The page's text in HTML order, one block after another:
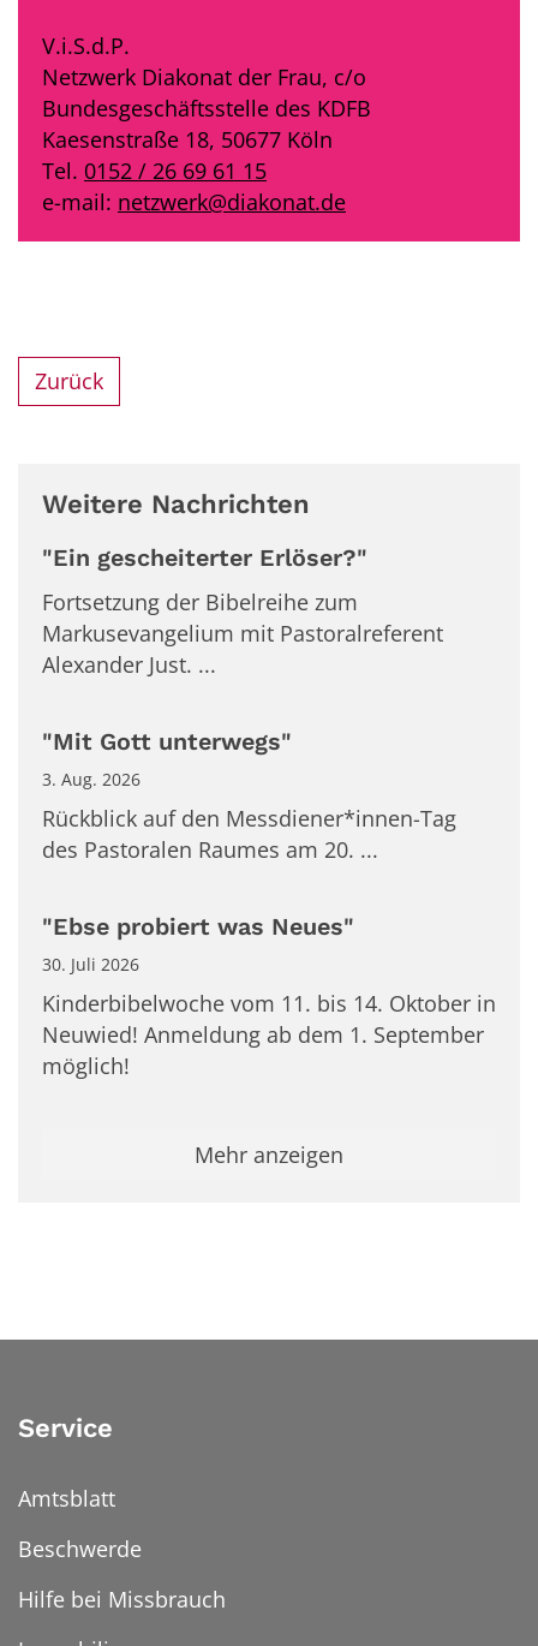
V.i.S.d.P.
Netzwerk Diakonat der Frau, c/o
Bundesgeschäftsstelle des KDFB
Kaesenstraße 18, 50677 Köln
Tel. 0152 / 26 69 61 15
e-mail: netzwerk@diakonat.de
Zurück
Weitere Nachrichten
"Ein gescheiterter Erlöser?"
Fortsetzung der Bibelreihe zum
Markusevangelium mit Pastoralreferent
Alexander Just. ...
"Mit Gott unterwegs"
3. Aug. 2026
Rückblick auf den Messdiener*innen-Tag
des Pastoralen Raumes am 20. ...
"Ebse probiert was Neues"
30. Juli 2026
Kinderbibelwoche vom 11. bis 14. Oktober in
Neuwied! Anmeldung ab dem 1. September
möglich!
Mehr anzeigen
Service
Amtsblatt
Beschwerde
Hilfe bei Missbrauch